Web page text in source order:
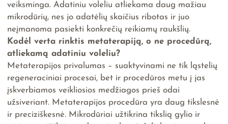
veiksminga. Adatiniu voleliu atliekama daug mažiau
mikrodūrių, nes jo adatėlių skaičius ribotas ir juo
neįmanoma pasiekti konkrečių reikiamų raukšlių.
Kodėl verta rinktis metaterapiją, o ne procedūrą,
atliekamą adatiniu voleliu?
Metaterapijos privalumas – suaktyvinami ne tik ląstelių
regeneraciniai procesai, bet ir procedūros metu į jas
įskverbiamos veikliosios medžiagos prieš odai
užsiveriant. Metaterapijos procedūra yra daug tikslesnė
ir preciziškesnė. Mikrodūriai užtikrina tikslią gylio ir